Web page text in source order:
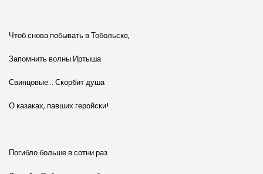
Чтоб снова побывать в Тобольске,
Запомнить волны Иртыша
Свинцовые… Скорбит душа
О казаках, павших геройски!
Погибло больше в сотни раз